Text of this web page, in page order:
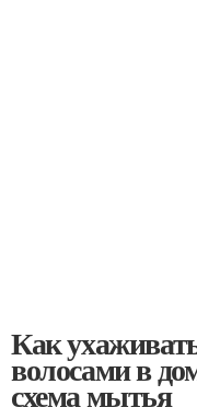
Как
волосами в
схема мытья